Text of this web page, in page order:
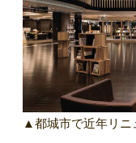
▲都城市で近年リニ